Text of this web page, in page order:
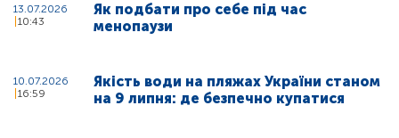
13.07.2026
10:43
Як подбати про себе під час
менопаузи
10.07.2026
16:59
Якість води на пляжах України станом
на 9 липня: де безпечно купатися